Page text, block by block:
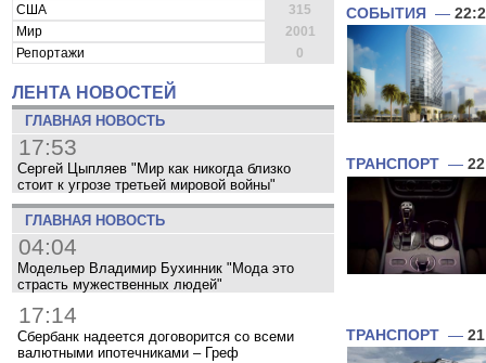
США
315
Мир
2001
Репортажи
0
ЛЕНТА НОВОСТЕЙ
ГЛАВНАЯ НОВОСТЬ
17:53
Сергей Цыпляев "Мир как никогда близко
стоит к угрозе третьей мировой войны"
ГЛАВНАЯ НОВОСТЬ
04:04
Модельер Владимир Бухинник "Мода это
страсть мужественных людей"
17:14
Сбербанк надеется договорится со всеми
валютными ипотечниками – Греф
СОБЫТИЯ —
ТРАНСПОРТ —
ТРАНСПОРТ —